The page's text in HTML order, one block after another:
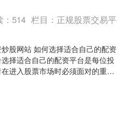
514 栏目： 正规股票交易平
股网站 如何选择适合自己的配资
择适合自己的配资平台是每位投
进入股票市场时必须面对的重要